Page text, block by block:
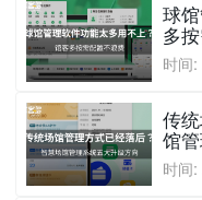
球
多
时间
传
馆
时间